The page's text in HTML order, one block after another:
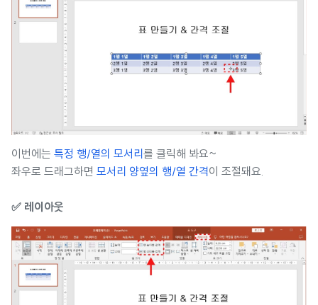
이번에는 특정 행/열의 모서리 를 클릭해 봐요~
좌우로 드래그하면 모서리 양옆의 행/열 간격이 조절돼요.
✅ 레이아웃